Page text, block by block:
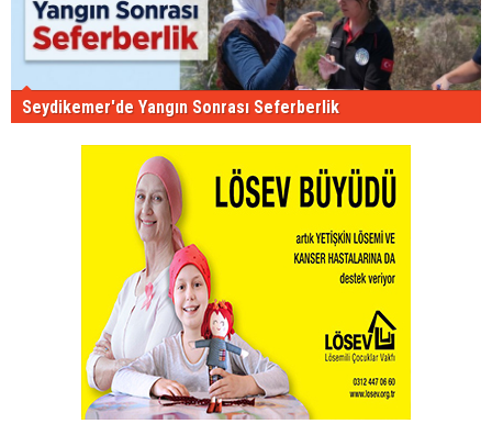
Seydikemer'de Yangın Sonrası Seferberlik